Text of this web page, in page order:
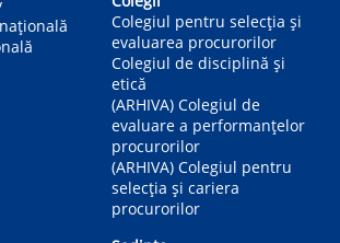
Colegiul pentru selecția și
evaluarea procurorilor
Colegiul de disciplină și
etică
(ARHIVA) Colegiul de
evaluare a performanțelor
procurorilor
(ARHIVA) Colegiul pentru
selecția și cariera
procurorilor